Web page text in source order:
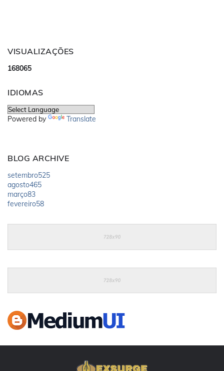
VISUALIZAÇÕES
168065
IDIOMAS
Powered by Translate
BLOG ARCHIVE
setembro525
agosto465
março83
fevereiro58